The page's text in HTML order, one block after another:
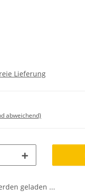
Lieferung
abweichend)
geladen ...